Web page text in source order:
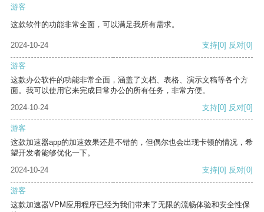
游客
这款软件的功能非常全面，可以满足我所有需求。
2024-10-24 支持[0] 反对[0]
游客
这款办公软件的功能非常全面，涵盖了文档、表格、演示文稿等各个方
面。我可以使用它来完成日常办公的所有任务，非常方便。
2024-10-24
支持[0] 反对[0]
游客
这款加速器app的加速效果还是不错的，但偶尔也会出现卡顿的情况，希
望开发者能够优化一下。
2024-10-24
支持[0] 反对[0]
游客
这款加速器VPM应用程序已经为我们带来了无限的流畅体验和安全性保